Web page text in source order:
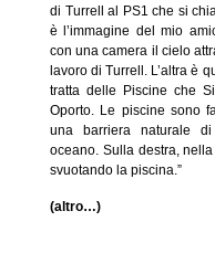
di Turrell al PS1 che si
è l’immagine del mio
con una camera il cielo
lavoro di Turrell. L’altra è
tratta delle Piscine che
Oporto. Le piscine sono
una barriera naturale
oceano. Sulla destra,
svuotando la piscina.”
(altro…)